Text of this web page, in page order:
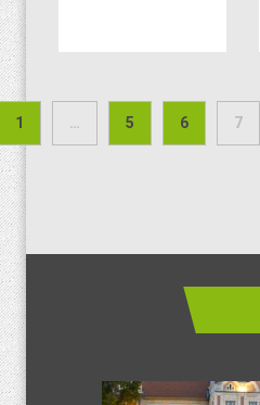
Bejegyzések lapozása
1 … 5 6 7